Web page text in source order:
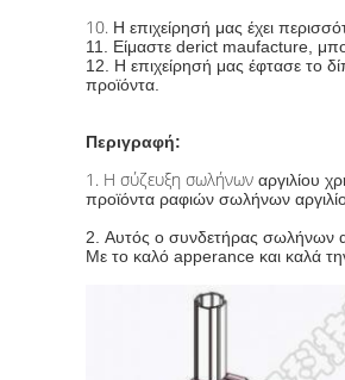
10. Η επιχείρησή μας έχει
11. Είμαστε derict maufacture,
12. Η επιχείρησή μας έφτασε το
προϊόντα.
Περιγραφή:
1. Η σύζευξη σωλήνων αργιλίου
προϊόντα ραφιών σωλήνων
2. Αυτός ο συνδετήρας σωλήνων
Με το καλό apperance και καλά